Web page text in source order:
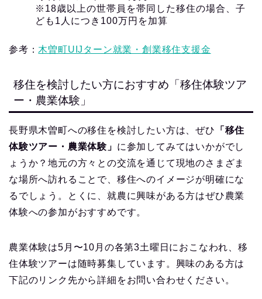
※18歳以上の世帯員を帯同した移住の場合、子
ども1人につき100万円を加算
参考： 木曽町UIJターン就業・創業移住支援金
移住を検討したい方におすすめ「移住体験ツア
ー・農業体験」
長野県木曽町への移住を検討したい方は、ぜひ
「移住
体験ツアー・農業体験」 に参加してみてはいかがでし
ょうか？地元の方々との交流を通じて現地のさまざま
な場所へ訪れることで、移住へのイメージが明確にな
るでしょう。とくに、就農に興味がある方はぜひ農業
体験への参加がおすすめです。
農業体験は5月〜10月の各第3土曜日におこなわれ、移
住体験ツアーは随時募集しています。興味のある方は
下記のリンク先から詳細をお問い合わせください。